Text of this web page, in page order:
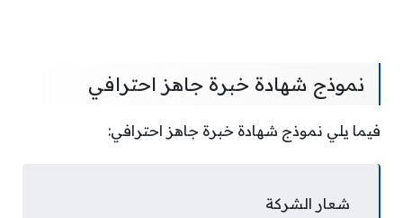
نموذج شهادة خبرة جاهز احترافي
فيما يلي نموذج شهادة خبرة جاهز احترافي:
شعار الشركة